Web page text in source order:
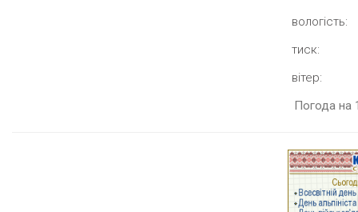
вологість:
тиск:
вітер:
Погода на